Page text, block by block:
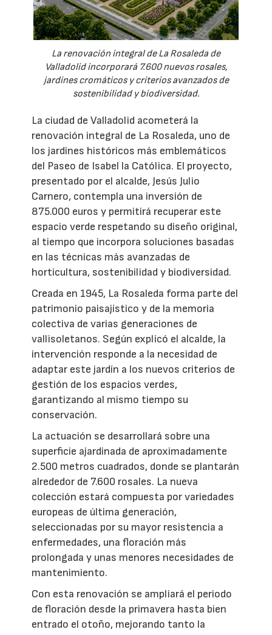
La renovación integral de La Rosaleda de
Valladolid incorporará 7.600 nuevos rosales,
jardines cromáticos y criterios avanzados de
sostenibilidad y biodiversidad.
La ciudad de Valladolid acometerá la
renovación integral de La Rosaleda, uno de
los jardines históricos más emblemáticos
del Paseo de Isabel la Católica. El proyecto,
presentado por el alcalde, Jesús Julio
Carnero, contempla una inversión de
875.000 euros y permitirá recuperar este
espacio verde respetando su diseño original,
al tiempo que incorpora soluciones basadas
en las técnicas más avanzadas de
horticultura, sostenibilidad y biodiversidad.
Creada en 1945, La Rosaleda forma parte del
patrimonio paisajístico y de la memoria
colectiva de varias generaciones de
vallisoletanos. Según explicó el alcalde, la
intervención responde a la necesidad de
adaptar este jardín a los nuevos criterios de
gestión de los espacios verdes,
garantizando al mismo tiempo su
conservación.
La actuación se desarrollará sobre una
superficie ajardinada de aproximadamente
2.500 metros cuadrados, donde se plantarán
alrededor de 7.600 rosales. La nueva
colección estará compuesta por variedades
europeas de última generación,
seleccionadas por su mayor resistencia a
enfermedades, una floración más
prolongada y unas menores necesidades de
mantenimiento.
Con esta renovación se ampliará el periodo
de floración desde la primavera hasta bien
entrado el otoño, mejorando tanto la